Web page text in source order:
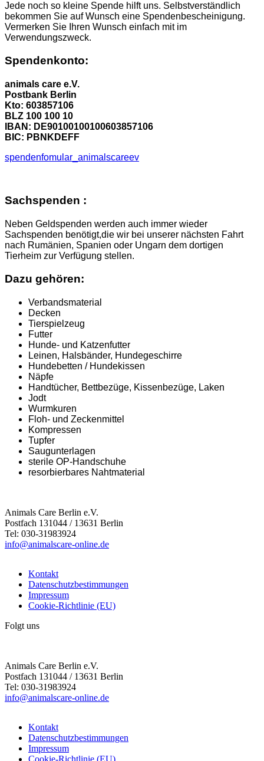
Jede noch so kleine Spende hilft uns. Selbstverständlich
bekommen Sie auf Wunsch eine Spendenbescheinigung.
Vermerken Sie Ihren Wunsch einfach mit im
Verwendungszweck.
Spendenkonto:
animals care e.V.
Postbank Berlin
Kto: 603857106
BLZ 100 100 10
IBAN: DE90100100100603857106
BIC: PBNKDEFF
spendenfomular_animalscareev
Sachspenden :
Neben Geldspenden werden auch immer wieder
Sachspenden benötigt,die wir bei unserer nächsten Fahrt
nach Rumänien, Spanien oder Ungarn dem dortigen
Tierheim zur Verfügung stellen.
Dazu gehören:
Verbandsmaterial
Decken
Tierspielzeug
Futter
Hunde- und Katzenfutter
Leinen, Halsbänder, Hundegeschirre
Hundebetten / Hundekissen
Näpfe
Handtücher, Bettbezüge, Kissenbezüge, Laken
Jodt
Wurmkuren
Floh- und Zeckenmittel
Kompressen
Tupfer
Saugunterlagen
sterile OP-Handschuhe
resorbierbares Nahtmaterial
Animals Care Berlin e.V.
Postfach 131044 / 13631 Berlin
Tel: 030-31983924
info@animalscare-online.de
Kontakt
Datenschutzbestimmungen
Impressum
Cookie-Richtlinie (EU)
Folgt uns
Animals Care Berlin e.V.
Postfach 131044 / 13631 Berlin
Tel: 030-31983924
info@animalscare-online.de
Kontakt
Datenschutzbestimmungen
Impressum
Cookie-Richtlinie (EU)